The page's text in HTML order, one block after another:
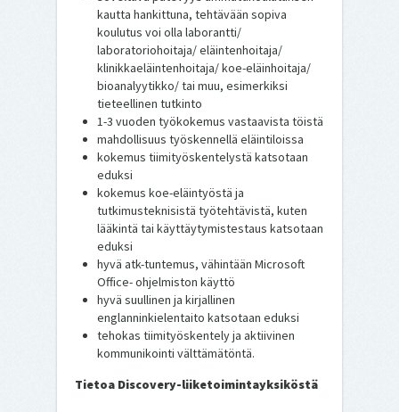
kautta hankittuna, tehtävään sopiva
koulutus voi olla laborantti/
laboratoriohoitaja/ eläintenhoitaja/
klinikkaeläintenhoitaja/ koe-eläinhoitaja/
bioanalyytikko/ tai muu, esimerkiksi
tieteellinen tutkinto
1-3 vuoden työkokemus vastaavista töistä
mahdollisuus työskennellä eläintiloissa
kokemus tiimityöskentelystä katsotaan
eduksi
kokemus koe-eläintyöstä ja
tutkimusteknisistä työtehtävistä, kuten
lääkintä tai käyttäytymistestaus katsotaan
eduksi
hyvä atk-tuntemus, vähintään Microsoft
Office- ohjelmiston käyttö
hyvä suullinen ja kirjallinen
englanninkielentaito katsotaan eduksi
tehokas tiimityöskentely ja aktiivinen
kommunikointi välttämätöntä.
Tietoa Discovery-liiketoimintayksiköstä